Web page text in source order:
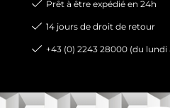
Prêt à être expédié en 24h
14 jours de droit de retour
+43 (0) 2243 28000 (du lundi